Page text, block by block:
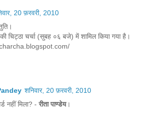
20 फ़रवरी, 2010
चिट्ठा चर्चा (सुबह ०६ बजे) में शामिल किया गया है।
शनिवार, 20 फ़रवरी, 2010
नहीं मिला? - रीता पाण्डेय।